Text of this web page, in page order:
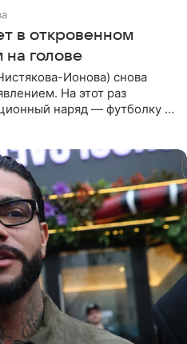
в откровенном
на голове
Ионова) снова
На этот раз
наряд — футболку с